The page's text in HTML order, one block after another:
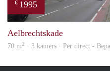
€ 1995
Aelbrechtskade
70 m2 · 3 kamers · Per direct -